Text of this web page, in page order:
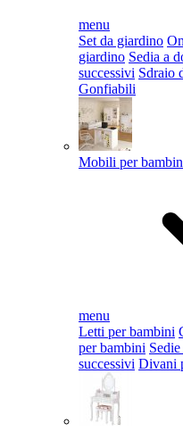
menu
Set da giardino
giardino Sedia a
successivi Sdraio
Gonfiabili
Mobili per
menu
Letti per bambini
per bambini
successivi Divani